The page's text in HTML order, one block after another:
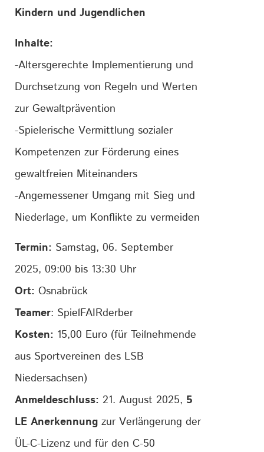
Kindern und Jugendlichen
Inhalte:
-Altersgerechte Implementierung und
Durchsetzung von Regeln und Werten
zur Gewaltprävention
-Spielerische Vermittlung sozialer
Kompetenzen zur Förderung eines
gewaltfreien Miteinanders
-Angemessener Umgang mit Sieg und
Niederlage, um Konflikte zu vermeiden
Termin: Samstag, 06. September
2025, 09:00 bis 13:30 Uhr
Ort: Osnabrück
Teamer: SpielFAIRderber
Kosten: 15,00 Euro (für Teilnehmende
aus Sportvereinen des LSB
Niedersachsen)
Anmeldeschluss: 21. August 2025, 5
LE Anerkennung zur Verlängerung der
ÜL-C-Lizenz und für den C-50